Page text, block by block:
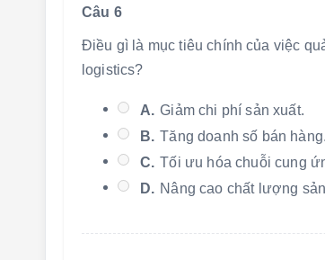
Câu 6
Điều gì là mục tiêu chính của việc
logistics?
A. Giảm chi phí sản xuất.
B. Tăng doanh số bán hàng.
C. Tối ưu hóa chuỗi cung
D. Nâng cao chất lượng